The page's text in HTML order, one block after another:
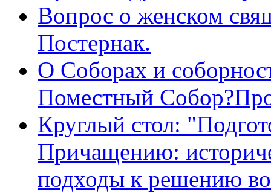
Вопрос о женском
Постернак.
О Соборах и
Поместный
Круглый стол:
Причащению:
подходы к решению